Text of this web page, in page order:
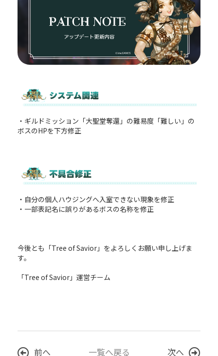
・ギルドミッション「大聖堂奪還」の難易度「難しい」の
ボスのHPを下方修正
・自分の個人ハウジングへ入室できない現象を修正
・一部表記名に誤りがあるボスの名称を修正
今後とも「Tree of Savior」をよろしくお願い申し上げま
す。
「Tree of Savior」運営チーム
前へ 一覧へ戻る 次へ